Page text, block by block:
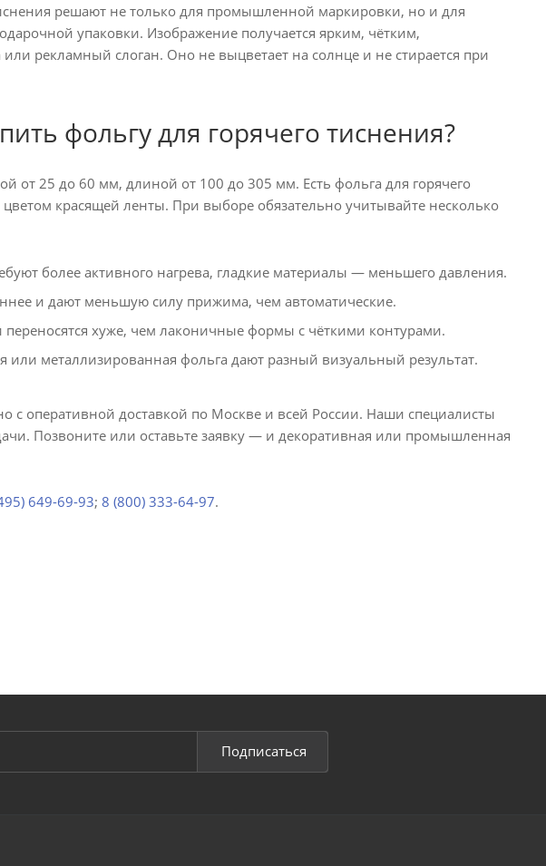
решают не только для промышленной маркировки, но и для
упаковки. Изображение получается ярким, чётким,
рекламный слоган. Оно не выцветает на солнце и не стирается при
фольгу для горячего тиснения?
от 25 до 60 мм, длиной от 100 до 305 мм. Есть фольга для горячего
красящей ленты. При выборе обязательно учитывайте несколько
более активного нагрева, гладкие материалы — меньшего давления.
и дают меньшую силу прижима, чем автоматические.
хуже, чем лаконичные формы с чёткими контурами.
или металлизированная фольга дают разный визуальный результат.
с оперативной доставкой по Москве и всей России. Наши специалисты
Позвоните или оставьте заявку — и декоративная или промышленная
649-69-93; 8 (800) 333-64-97.
Подписаться